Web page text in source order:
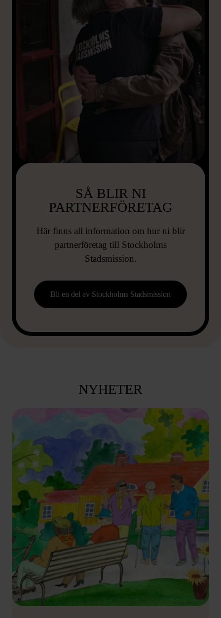
SÅ BLIR NI
PARTNERFÖRETAG
Här finns all information om hur ni blir
partnerföretag till Stockholms
Stadsmission.
Bli en del av Stockholms Stadsmission
NYHETER